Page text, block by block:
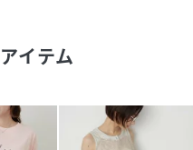
とのブログをお楽しみ頂
が変動する場合がござい
イテム